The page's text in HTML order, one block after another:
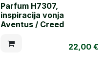
Parfum H7307,
inspiracija vonja
Aventus / Creed
22,00€